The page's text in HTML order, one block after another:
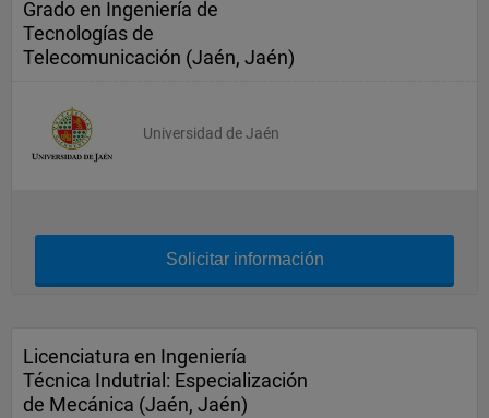
Grado en Ingeniería de
Tecnologías de
Telecomunicación (Jaén, Jaén)
Universidad de Jaén
Solicitar información
Licenciatura en Ingeniería
Técnica Indutrial: Especialización
de Mecánica (Jaén, Jaén)